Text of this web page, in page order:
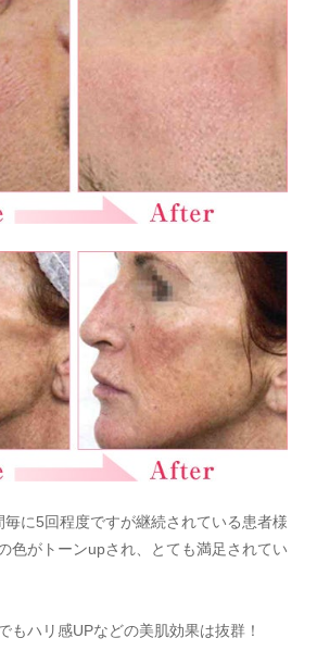
に5回程度ですが継続されている患者様
色がトーンupされ、とても満足されてい
もハリ感UPなどの美肌効果は抜群！